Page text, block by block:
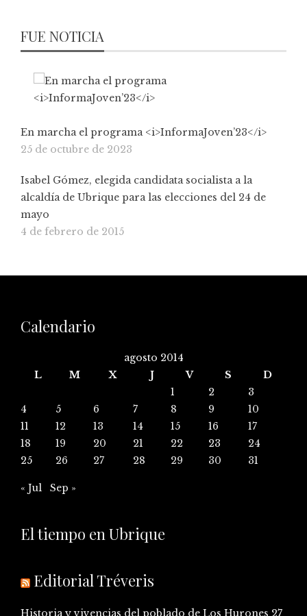
FUE NOTICIA
En marcha el programa <i>InformaJoven’23</i>
25 de octubre de 2023
Isabel Gómez, elegida candidata socialista a la
alcaldía de Ubrique para las elecciones del 24 de
mayo
4 de febrero de 2015
Calendario
agosto 2014
L
M X J V S
D
1
2
3
4
5 6 7 8 9
10
11
12 13 14 15 16
17
18
19 20 21 22 23
24
25
26 27 28 29 30 31
« Jul Sep »
El tiempo en Ubrique
Editorial Tréveris
Historia y vivencias del poblado de Los Hurones 27